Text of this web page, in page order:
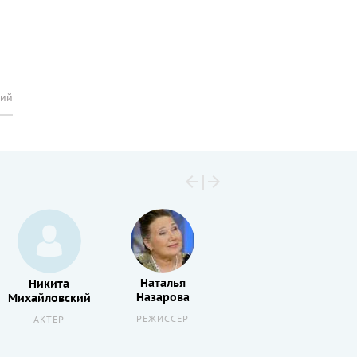
Никита
Михайловский
АКТЕР
Наталья
Назарова
РЕЖИССЕР